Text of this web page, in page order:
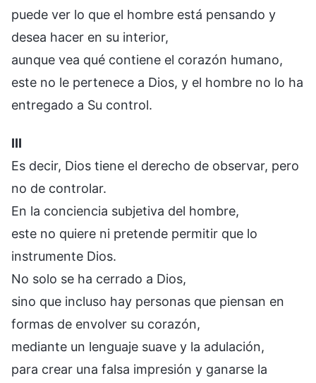
puede ver lo que el hombre está pensando y
desea hacer en su interior,
aunque vea qué contiene el corazón humano,
este no le pertenece a Dios, y el hombre no lo ha
entregado a Su control.
III
Es decir, Dios tiene el derecho de observar, pero
no de controlar.
En la conciencia subjetiva del hombre,
este no quiere ni pretende permitir que lo
instrumente Dios.
No solo se ha cerrado a Dios,
sino que incluso hay personas que piensan en
formas de envolver su corazón,
mediante un lenguaje suave y la adulación,
para crear una falsa impresión y ganarse la